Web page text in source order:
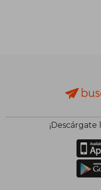
¡Descárgate